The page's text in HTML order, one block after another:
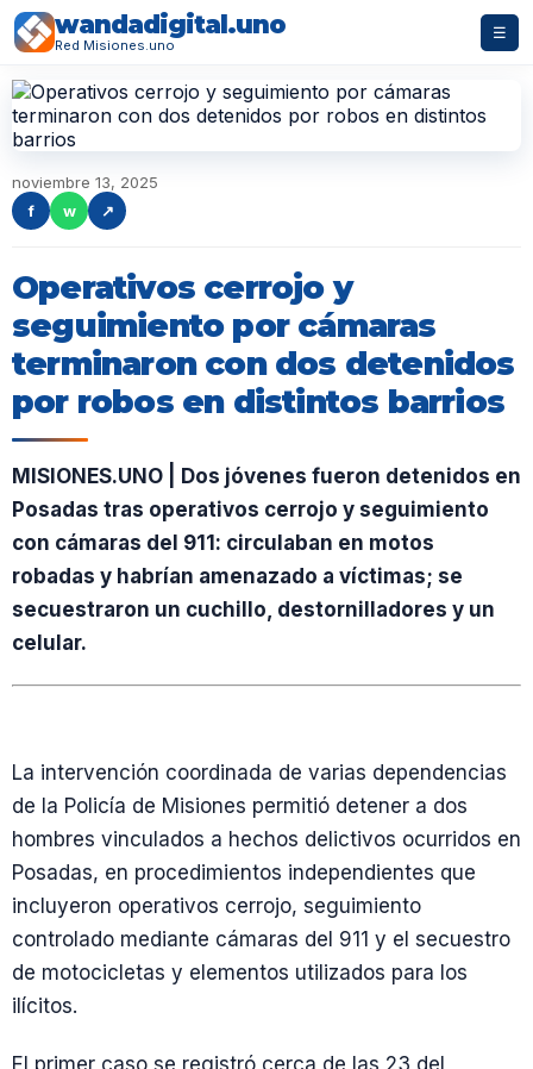
wandadigital.uno
Red Misiones.uno
☰
noviembre 13, 2025
f
w ↗
Operativos cerrojo y
seguimiento por cámaras
terminaron con dos detenidos
por robos en distintos barrios
MISIONES.UNO | Dos jóvenes fueron detenidos en
Posadas tras operativos cerrojo y seguimiento
con cámaras del 911: circulaban en motos
robadas y habrían amenazado a víctimas; se
secuestraron un cuchillo, destornilladores y un
celular.
La intervención coordinada de varias dependencias
de la Policía de Misiones permitió detener a dos
hombres vinculados a hechos delictivos ocurridos en
Posadas, en procedimientos independientes que
incluyeron operativos cerrojo, seguimiento
controlado mediante cámaras del 911 y el secuestro
de motocicletas y elementos utilizados para los
ilícitos.